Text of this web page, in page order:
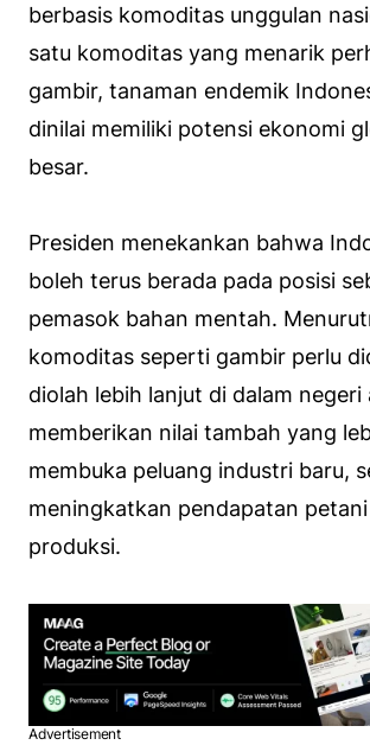
berbasis komoditas unggulan
satu komoditas yang menarik
gambir, tanaman endemik
dinilai memiliki potensi ekonomi
besar.
Presiden menekankan bahwa
boleh terus berada pada posisi
pemasok bahan mentah.
komoditas seperti gambir perlu
diolah lebih lanjut di dalam negeri
memberikan nilai tambah yang
membuka peluang industri baru,
meningkatkan pendapatan
produksi.
Advertisement